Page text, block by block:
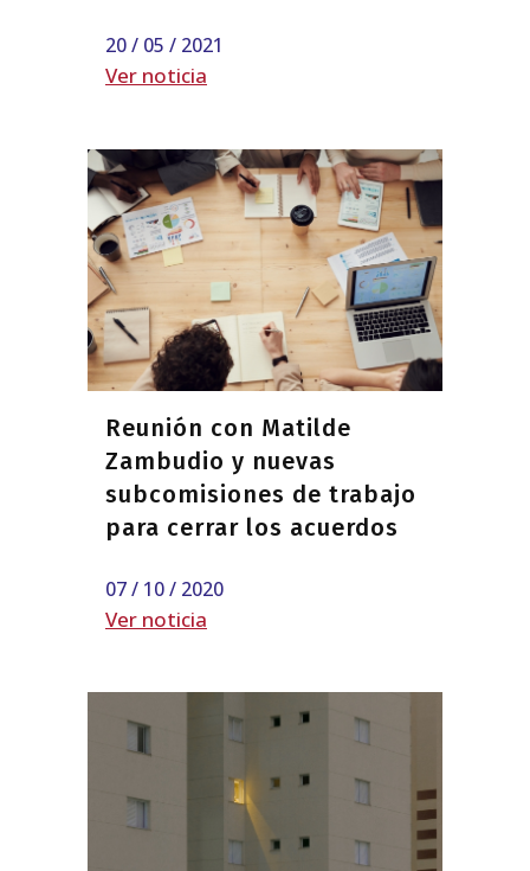
20 / 05 / 2021
Ver noticia
Reunión con Matilde
Zambudio y nuevas
subcomisiones de trabajo
para cerrar los acuerdos
07 / 10 / 2020
Ver noticia